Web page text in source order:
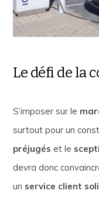
Le défi de la
S’imposer sur le
surtout pour un
préjugés et le
devra donc
un service client